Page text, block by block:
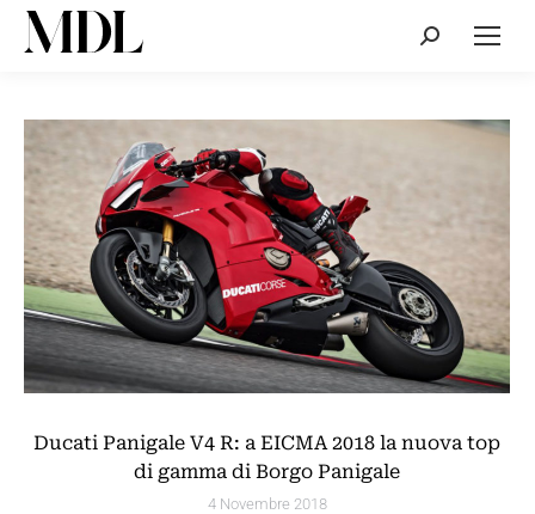
Cerca:
Ducati Panigale V4 R: a EICMA 2018 la nuova top
di gamma di Borgo Panigale
4 Novembre 2018